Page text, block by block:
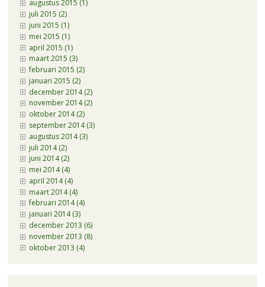
augustus 2015 (1)
juli 2015 (2)
juni 2015 (1)
mei 2015 (1)
april 2015 (1)
maart 2015 (3)
februari 2015 (2)
januari 2015 (2)
december 2014 (2)
november 2014 (2)
oktober 2014 (2)
september 2014 (3)
augustus 2014 (3)
juli 2014 (2)
juni 2014 (2)
mei 2014 (4)
april 2014 (4)
maart 2014 (4)
februari 2014 (4)
januari 2014 (3)
december 2013 (6)
november 2013 (8)
oktober 2013 (4)